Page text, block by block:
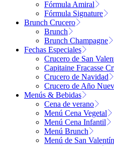
Fórmula Amiral
Fórmula Signature
Brunch Crucero
Brunch
Brunch Champagne
Fechas Especiales
Crucero de San
Capitaine Fracasse
Crucero de Navidad
Crucero de Año
Menús & Bebidas
Cena de verano
Menú Cena Vegetal
Menú Cena Infantil
Menú Brunch
Menú de San Valentín